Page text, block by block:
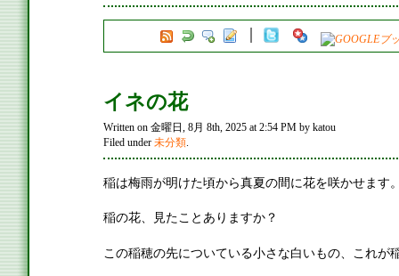
イネの花
Written on 金曜日, 8月 8th, 2025 at 2:54 PM by katou
Filed under 未分類.
稲は梅雨が明けた頃から真夏の間に花を咲かせます
稲の花、見たことありますか？
この稲穂の先についている小さな白いもの、これが